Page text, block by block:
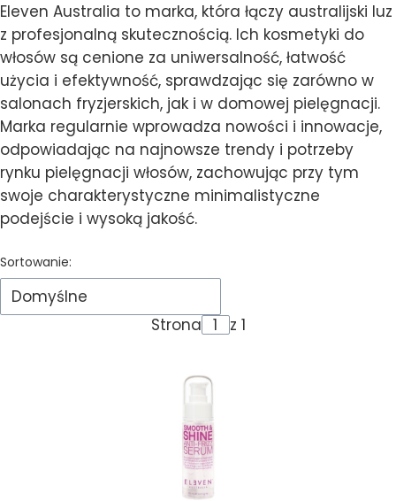
Eleven Australia to marka, która łączy australijski luz
z profesjonalną skutecznością. Ich kosmetyki do
włosów są cenione za uniwersalność, łatwość
użycia i efektywność, sprawdzając się zarówno w
salonach fryzjerskich, jak i w domowej pielęgnacji.
Marka regularnie wprowadza nowości i innowacje,
odpowiadając na najnowsze trendy i potrzeby
rynku pielęgnacji włosów, zachowując przy tym
swoje charakterystyczne minimalistyczne
podejście i wysoką jakość.
Lista produktów
Sortowanie:
Domyślne
Strona
z 1